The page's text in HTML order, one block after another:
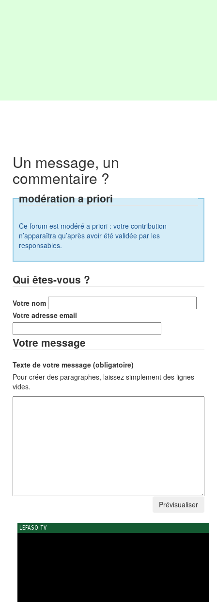
Un message, un
commentaire ?
modération a priori
Ce forum est modéré a priori : votre contribution
n’apparaîtra qu’après avoir été validée par les
responsables.
Qui êtes-vous ?
Votre nom
Votre adresse email
Votre message
Texte de votre message (obligatoire)
Pour créer des paragraphes, laissez simplement des lignes
vides.
LEFASO TV